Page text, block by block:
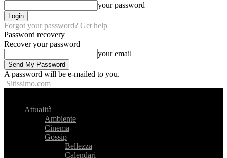
your password
Forgot your password? Get help
Password recovery
Recover your password
your email
A password will be e-mailed to you.
Sitissimo.com
Attualità
Ambiente
Cinema
Gossip
Bellezza
Calendari